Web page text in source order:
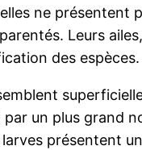
ne présentent
Leurs
des espèces.
un plus grand
présentent